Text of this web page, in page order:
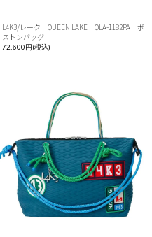
L4K3/レーク QUEEN LAKE QLA-1182PA ボ
ストンバッグ
72,600円(税込)